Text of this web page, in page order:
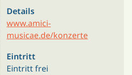
Details
www.amici-
musicae.de/konzerte
Eintritt
Eintritt frei